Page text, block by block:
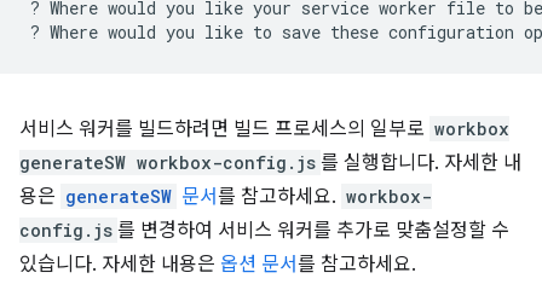
? Where would you like your service worker file to be
? Where would you like to save these configuration
서비스 워커를 빌드하려면 빌드 프로세스의 일부로 workbox
generateSW workbox-config.js 를 실행합니다. 자세한 내
용은 generateSW 문서를 참고하세요. workbox-
config.js 를 변경하여 서비스 워커를 추가로 맞춤설정할 수
있습니다. 자세한 내용은 옵션 문서를 참고하세요.